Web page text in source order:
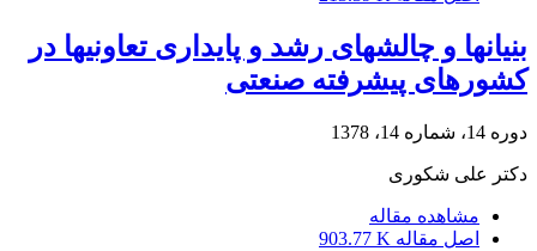
بنیانها و چالشهای رشد و پایداری تعاونیها در
کشورهای پیشرفته صنعتی
دوره 14، شماره 14، 1378
دکتر علی شکوری
مشاهده مقاله
اصل مقاله 903.77 K